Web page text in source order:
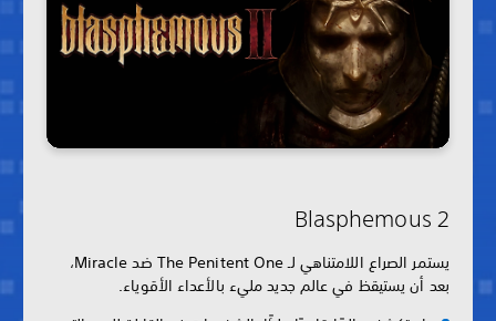
Blasphemous 2
يستمر الصراع اللامتناهي لـ The Penitent One ضد Miracle،
بعد أن يستيقظ في عالم جديد مليء بالأعداء الأقوياء.